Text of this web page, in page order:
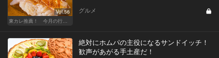
Vol.56
東カレ推薦！ 今月の行くべき店
グルメ
絶対にホムパの主役になるサンドイッチ！
歓声があがる手土産だ！